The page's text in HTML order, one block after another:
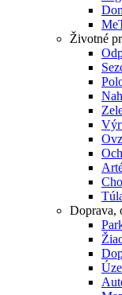
Životné
Doprava,